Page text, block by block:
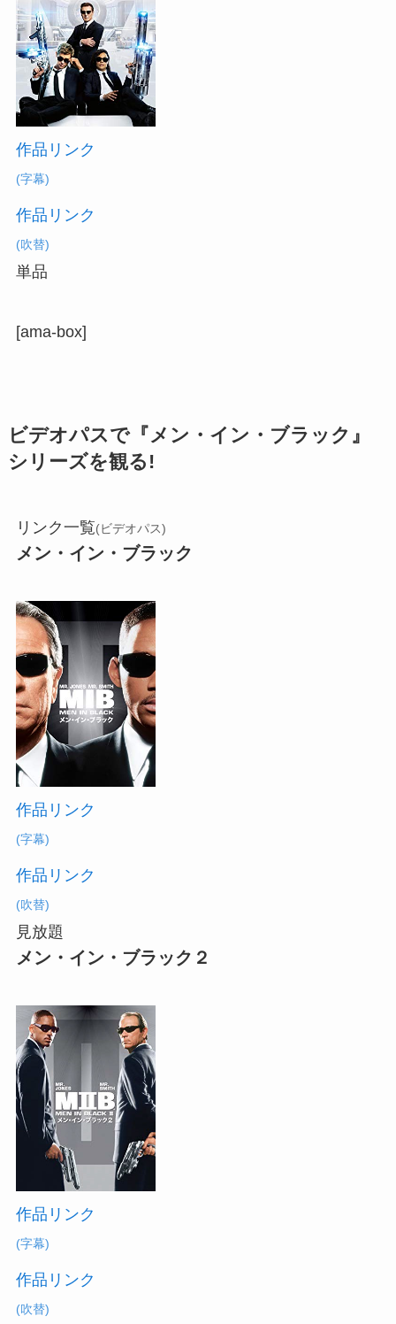
作品リンク
(字幕)
作品リンク
(吹替)
単品
[ama-box]
ビデオパスで『メン・イン・ブラック』
シリーズを観る!
リンク一覧(ビデオパス)
メン・イン・ブラック
作品リンク
(字幕)
作品リンク
(吹替)
見放題
メン・イン・ブラック２
作品リンク
(字幕)
作品リンク
(吹替)